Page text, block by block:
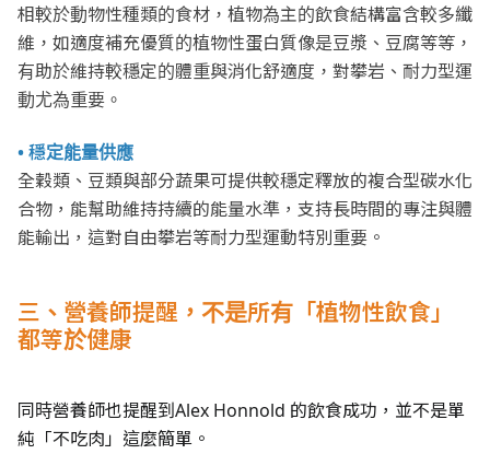
相較於動物性種類的食材，植物為主的飲食結構富含較多纖
維，如適度補充優質的植物性蛋白質像是豆漿、豆腐等等，
有助於維持較穩定的體重與消化舒適度，對攀岩、耐力型運
動尤為重要。
• 穩定能量供應
全穀類、豆類與部分蔬果可提供較穩定釋放的複合型碳水化
合物，能幫助維持持續的能量水準，支持長時間的專注與體
能輸出，這對自由攀岩等耐力型運動特別重要。
三、營養師提醒，不是所有「植物性飲食」
都等於健康
同時營養師也提醒到Alex Honnold 的飲食成功，並不是單
純「不吃肉」這麼簡單。